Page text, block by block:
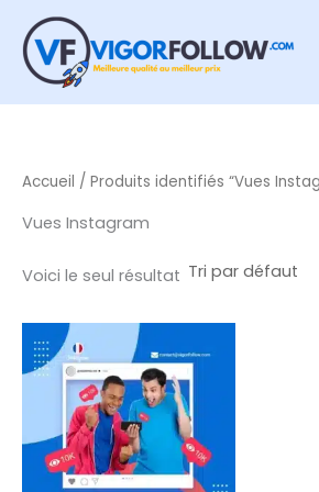
contenu
Accueil / Produits identifiés “Vues
Vues Instagram
Voici le seul résultat
de
prix :
€ 5,90
à
€ 33,90
produit
a
plusieurs
variations.
Les